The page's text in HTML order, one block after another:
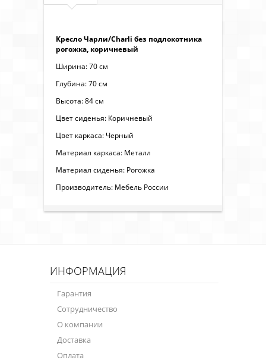
Кресло Чарли/Charli без подлокотника
рогожка, коричневый
Ширина: 70 см
Глубина: 70 см
Высота: 84 см
Цвет сиденья: Коричневый
Цвет каркаса: Черный
Материал каркаса: Металл
Материал сиденья: Рогожка
Производитель: Мебель России
ИНФОРМАЦИЯ
Гарантия
Сотрудничество
О компании
Доставка
Оплата